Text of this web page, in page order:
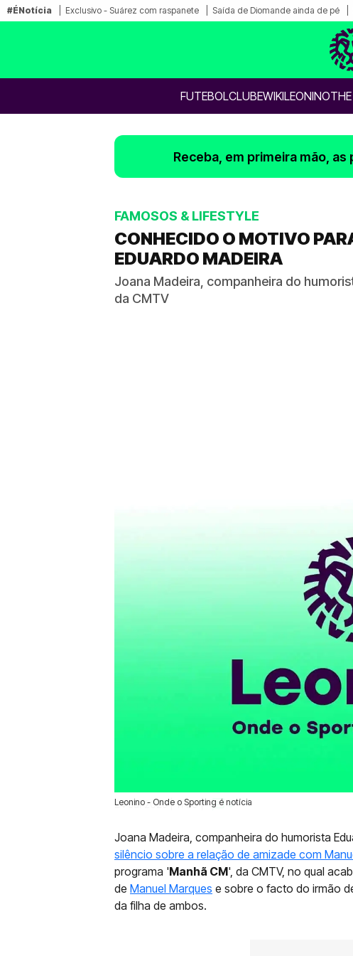
#ÉNotícia Exclusivo - Suárez com raspanete Saída de Diomande ainda de pé
FUTEBOLCLUBEWIKILEONINO
Receba, em primeira mão,
FAMOSOS & LIFESTYLE
CONHECIDO O MOTIVO
EDUARDO MADEIRA
Joana Madeira, companheira do
da CMTV
Leonino - Onde o Sporting é notícia
24 Jul 2025 | 11:39 | 0
Joana Madeira, companheira do humorista
silêncio sobre a relação de amizade com
programa 'Manhã CM', da CMTV, no qual
de Manuel Marques e sobre o facto do irmão
da filha de ambos.